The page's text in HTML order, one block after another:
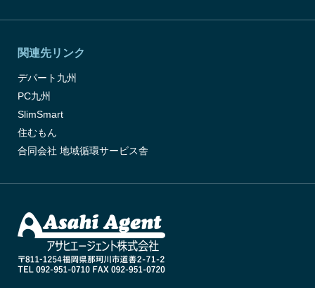
関連先リンク
デパート九州
PC九州
SlimSmart
住むもん
合同会社 地域循環サービス舎